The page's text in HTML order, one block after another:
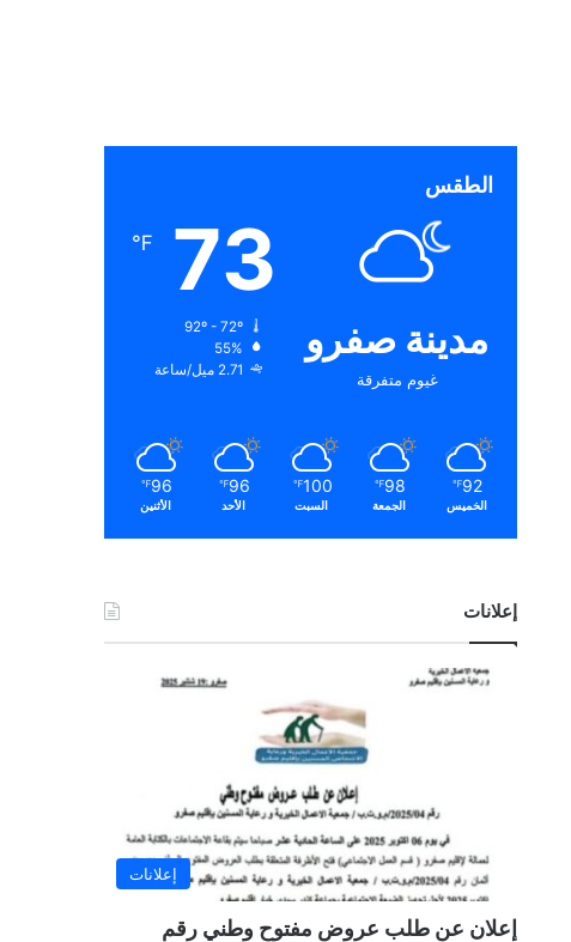
الطقس
مدينة صفرو
غيوم متفرقة
73
℉
55%
2.71 ميل/ساعة
92
℉
الخميس
98
℉
الجمعة
100
℉
السبت
96
℉
الأحد
96
℉
الأثنين
إعلانات
إعلانات
إعلان عن طلب عروض مفتوح وطني رقم